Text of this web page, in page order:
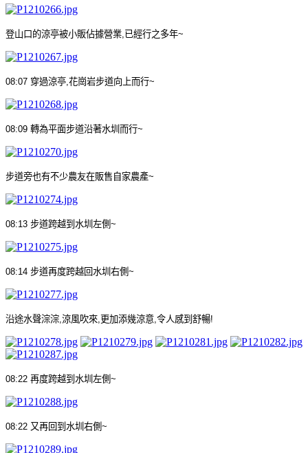
登山口的涼亭被小販佔據營業 已經行之多年~
08:07 穿過涼亭 花崗岩步道向上而行~
08:09 轉為平面步道沿著水圳而行~
步道旁也有不少農友在販售自家農產~
08:13 步道跨越到水圳左側~
08:14 步道再度跨越回水圳右側~
沿途水聲淙淙 涼風吹來 更加添幾涼意 令人感到舒暢!
08:22 再度跨越到水圳左側~
08:22 又再回到水圳右側~